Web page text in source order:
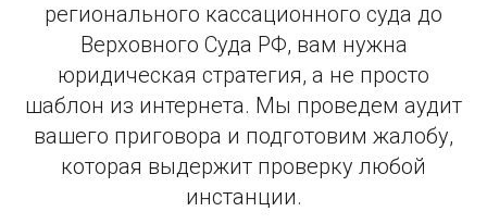
регионального кассационного суда до
Верховного Суда РФ, вам нужна
юридическая стратегия, а не просто
шаблон из интернета. Мы проведем аудит
вашего приговора и подготовим жалобу,
которая выдержит проверку любой
инстанции.